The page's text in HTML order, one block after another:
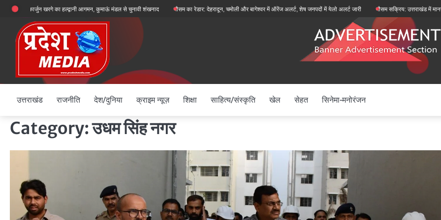
Skip
content
खरगे का हल्द्वानी आगमन, कुमाऊं मंडल से चुनावी शंखनाद मौसम का रेडार: देहरादून, चमोली और बागेश्वर में ऑरेंज अलर्ट, शेष जनपदों में येलो अलर्ट जारी मौसम सक्रिय: उत्तराखंड में मानसून फिर से
उत्तराखंड राजनीति देश/दुनिया क्राइम न्यूज़ शिक्षा साहित्य/संस्कृति खेल सेहत सिनेमा-मनोरंजन
Category:उधम सिंह नगर